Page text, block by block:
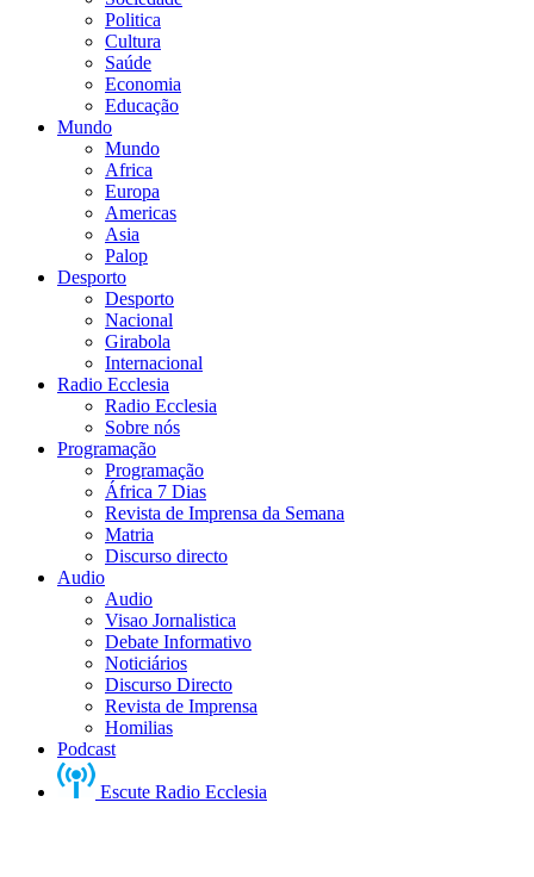
Politica
Cultura
Saúde
Economia
Educação
Mundo
Mundo
Africa
Europa
Americas
Asia
Palop
Desporto
Desporto
Nacional
Girabola
Internacional
Radio Ecclesia
Radio Ecclesia
Sobre nós
Programação
Programação
África 7 Dias
Revista de Imprensa da Semana
Matria
Discurso directo
Audio
Audio
Visao Jornalistica
Debate Informativo
Noticiários
Discurso Directo
Revista de Imprensa
Homilias
Podcast
Escute Radio Ecclesia